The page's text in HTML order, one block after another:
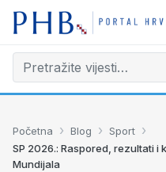
Početna › Blog › Sport ›
SP 2026.: Raspored, rezultati
Mundijala